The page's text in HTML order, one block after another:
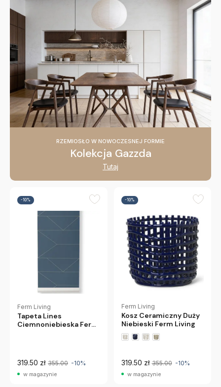
RZEMIOSŁO W NOWOCZESNEJ FORMIE
Kolekcja Gazzda
Tutaj
-10%
Ferm Living
Tapeta Lines
Ciemnoniebieska Ferm
319.50 zł 355.00 -10%
w magazynie
-10%
Ferm Living
Kosz Ceramiczny Duży
Niebieski Ferm Living
319.50 zł 355.00 -10%
w magazynie